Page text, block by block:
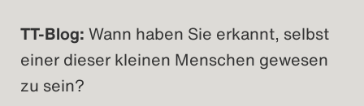
TT-Blog: Wann haben Sie erkannt, selbst
einer dieser kleinen Menschen gewesen
zu sein?